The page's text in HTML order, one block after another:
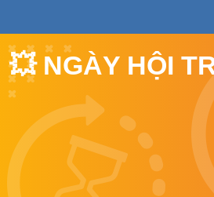
💥 NGÀY HỘI